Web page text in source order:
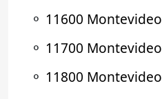
⚬ 11600 Montevideo
⚬ 11700 Montevideo
⚬ 11800 Montevideo